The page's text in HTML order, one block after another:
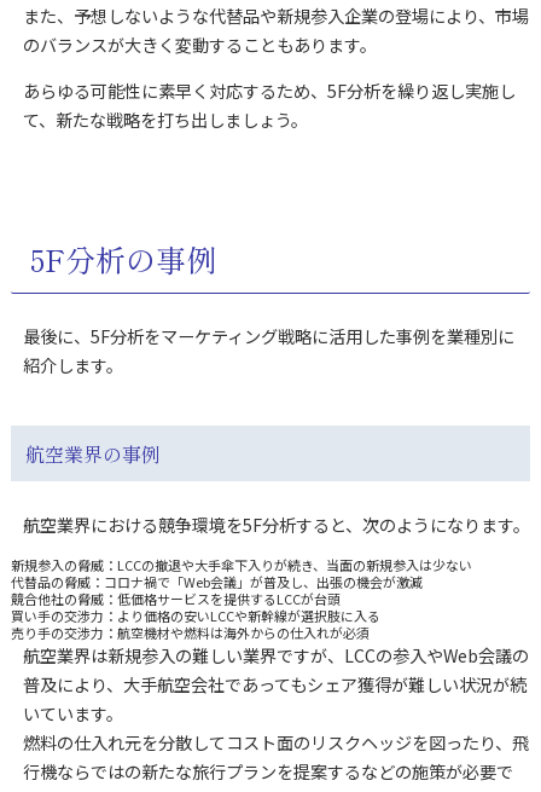
また、予想しないような代替品や新規参入企業の登場により、市場
のバランスが大きく変動することもあります。
あらゆる可能性に素早く対応するため、5F分析を繰り返し実施し
て、新たな戦略を打ち出しましょう。
5F分析の事例
最後に、5F分析をマーケティング戦略に活用した事例を業種別に
紹介します。
航空業界の事例
航空業界における競争環境を5F分析すると、次のようになります。
新規参入の脅威：LCCの撤退や大手傘下入りが続き、当面の新規参入は少ない
代替品の脅威：コロナ禍で「Web会議」が普及し、出張の機会が激減
競合他社の脅威：低価格サービスを提供するLCCが台頭
買い手の交渉力：より価格の安いLCCや新幹線が選択肢に入る
売り手の交渉力：航空機材や燃料は海外からの仕入れが必須
航空業界は新規参入の難しい業界ですが、LCCの参入やWeb会議の
普及により、大手航空会社であってもシェア獲得が難しい状況が続
いています。
燃料の仕入れ元を分散してコスト面のリスクヘッジを図ったり、飛
行機ならではの新たな旅行プランを提案するなどの施策が必要で